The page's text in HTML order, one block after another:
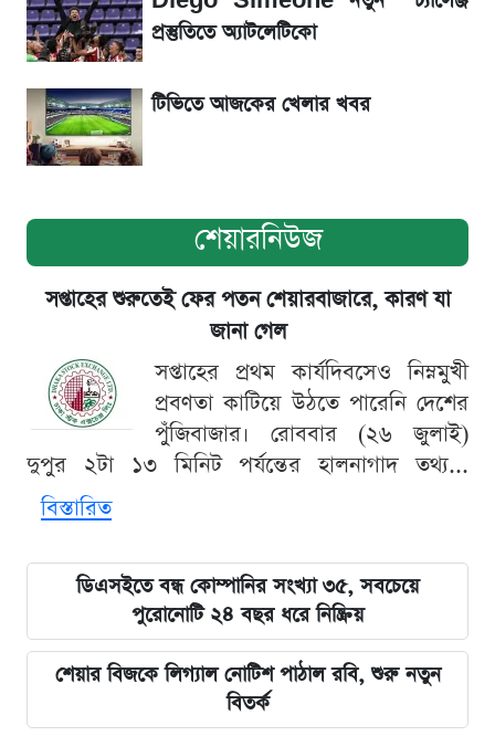
প্রস্তুতিতে অ্যাটলেটিকো
টিভিতে আজকের খেলার খবর
শেয়ারনিউজ
সপ্তাহের শুরুতেই ফের পতন শেয়ারবাজারে, কারণ যা
জানা গেল
সপ্তাহের প্রথম কার্যদিবসেও নিম্নমুখী
প্রবণতা কাটিয়ে উঠতে পারেনি দেশের
পুঁজিবাজার। রোববার (২৬ জুলাই)
দুপুর ২টা ১৩ মিনিট পর্যন্তের হালনাগাদ তথ্য...
বিস্তারিত
ডিএসইতে বন্ধ কোম্পানির সংখ্যা ৩৫, সবচেয়ে
পুরোনোটি ২৪ বছর ধরে নিষ্ক্রিয়
শেয়ার বিজকে লিগ্যাল নোটিশ পাঠাল রবি, শুরু নতুন
বিতর্ক